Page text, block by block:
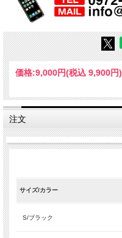
価格:9,000円(税込 9,900円)
注文
サイズ/カラー
S/ブラック